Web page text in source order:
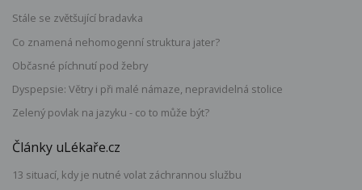
Stále se zvětšující bradavka
Co znamená nehomogenní struktura jater?
Občasné píchnutí pod žebry
Dyspepsie: Větry i při malé námaze, nepravidelná stolice
Zelený povlak na jazyku - co to může být?
Články uLékaře.cz
13 situací, kdy je nutné volat záchrannou službu